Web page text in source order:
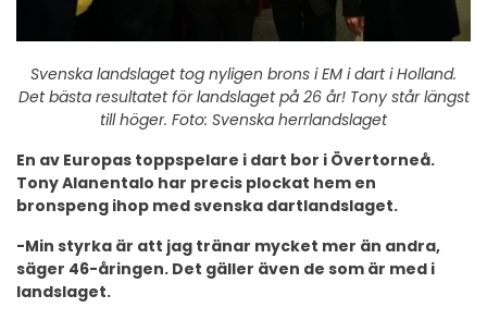
Svenska landslaget tog nyligen brons i EM i dart i Holland.
Det bästa resultatet för landslaget på 26 år! Tony står längst
till höger. Foto: Svenska herrlandslaget
En av Europas toppspelare i dart bor i Övertorneå.
Tony Alanentalo har precis plockat hem en
bronspeng ihop med svenska dartlandslaget.
-Min styrka är att jag tränar mycket mer än andra,
säger 46-åringen. Det gäller även de som är med i
landslaget.